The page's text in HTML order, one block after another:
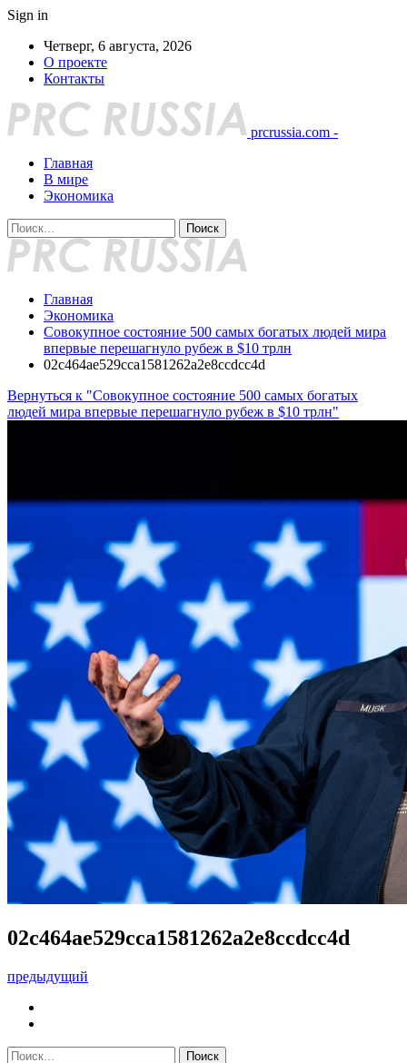
Sign in
Четверг, 6 августа, 2026
О проекте
Контакты
prcrussia.com -
Главная
В мире
Экономика
Главная
Экономика
Совокупное состояние 500 самых богатых людей мира
впервые перешагнуло рубеж в $10 трлн
02c464ae529cca1581262a2e8ccdcc4d
Вернуться к "Совокупное состояние 500 самых богатых
людей мира впервые перешагнуло рубеж в $10 трлн"
02c464ae529cca1581262a2e8ccdcc4d
предыдущий